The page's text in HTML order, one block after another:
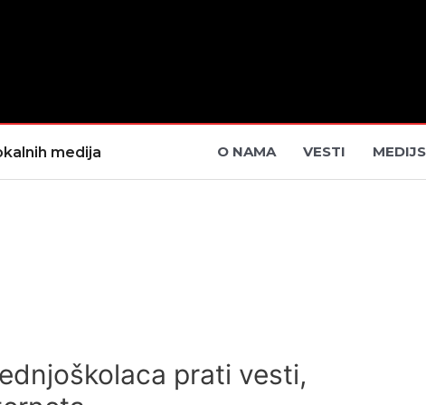
medija O NAMA VESTI
prati vesti,